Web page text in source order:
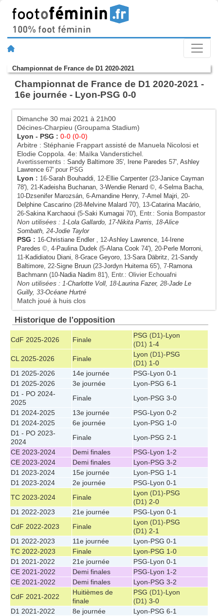
Championnat de France de D1 2020-2021
Championnat de France de D1 2020-2021 -
16e journée - Lyon-PSG 0-0
Dimanche 30 mai 2021 à 21h00
Décines-Charpieu (Groupama Stadium)
Lyon - PSG : 0-0 (0-0)
Arbitre : Stéphanie Frappart assisté de Manuela Nicolosi et
Elodie Coppola. 4e: Maïka Vanderstichel.
Avertissements : Sandy Baltimore 35', Irene Paredes 57', Ashley
Lawrence 67' pour PSG
Lyon : 16-Sarah Bouhaddi, 12-Ellie Carpenter (23-Janice Cayman
78'), 21-Kadeisha Buchanan, 3-Wendie Renard ©, 4-Selma Bacha,
10-Dzsenifer Marozsán, 6-Amandine Henry, 7-Amel Majri, 20-
Delphine Cascarino (28-Melvine Malard 70'), 13-Catarina Macário,
26-Sakina Karchaoui (5-Saki Kumagai 70'), Entr.: Sonia Bompastor
Non utilisées : 1-Lola Gallardo, 17-Nikita Parris, 18-Alice
Sombath, 24-Jodie Taylor
PSG : 16-Christiane Endler , 12-Ashley Lawrence, 14- Irene
Paredes ©, 4-Paulina Dudek (5-Alana Cook 74'), 20-Perle Morroni,
11-Kadidiatou Diani, 8-Grace Geyoro, 13-Sara Däbritz, 21-Sandy
Baltimore, 22-Signe Bruun (23-Jordyn Huitema65'), 7-Ramona
Bachmann (10-Nadia Nadim 81'), Entr.: Olivier Echouafni
Non utilisées : 1-Charlotte Voll, 18-Laurina Fazer, 28-Jade Le
Guilly, 33-Océane Hurtré
Match joué à huis clos
Historique de l'opposition
CdF 2025-2026 Finale
PSG (D1)-Lyon
(D1) 1-4
CL 2025-2026
Finale
Lyon (D1)-PSG
(D1) 1-0
D1 2025-2026
14e journée PSG-Lyon 0-1
D1 2025-2026
3e journée Lyon-PSG 6-1
D1 - PO 2024-
2025
Finale Lyon-PSG 3-0
D1 2024-2025
13e journée PSG-Lyon 0-2
D1 2024-2025
6e journée Lyon-PSG 1-0
D1 - PO 2023-
2024
Finale Lyon-PSG 2-1
CE 2023-2024
Demi finales PSG-Lyon 1-2
CE 2023-2024
Demi finales Lyon-PSG 3-2
D1 2023-2024
15e journée Lyon-PSG 1-1
D1 2023-2024
2e journée PSG-Lyon 0-1
TC 2023-2024
Finale
Lyon (D1)-PSG
(D1) 2-0
D1 2022-2023
21e journée PSG-Lyon 0-1
CdF 2022-2023
Finale
Lyon (D1)-PSG
(D1) 2-1
D1 2022-2023
11e journée Lyon-PSG 0-1
TC 2022-2023
Finale Lyon-PSG 1-0
D1 2021-2022
21e journée PSG-Lyon 0-1
CE 2021-2022
Demi finales PSG-Lyon 1-2
CE 2021-2022
Demi finales Lyon-PSG 3-2
CdF 2021-2022
Huitièmes de
finale
PSG (D1)-Lyon
(D1) 3-0
D1 2021-2022
8e journée Lyon-PSG 6-1